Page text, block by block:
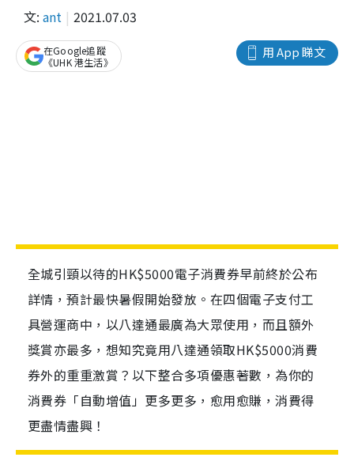
文: ant 2021.07.03
用 App 睇文
在Google追蹤
《UHK 港生活》
全城引頸以待的HK$5000電子消費券早前終於公布
詳情，預計最快暑假開始發放。在四個電子支付工
具營運商中，以八達通最廣為大眾使用，而且額外
獎賞亦最多，想知究竟用八達通領取HK$5000消費
券外的重重激賞？以下整合多項優惠著數，為你的
消費券「自動增值」更多更多，愈用愈賺，消費得
更盡情盡興！